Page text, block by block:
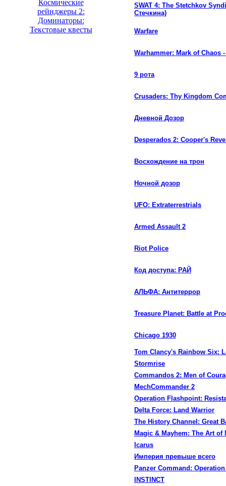
Космические
рейнджеры 2:
Доминаторы:
Текстовые квесты
SWAT 4: The Stetchkov
Стечкина)
Warfare
Warhammer: Mark of Chaos
9 рота
Crusaders: Thy Kingdom
Дневной Дозор
Desperados 2: Cooper's
Восхождение на трон
Ночной дозор
UFO: Extraterrestrials
Armed Assault 2
Riot Police
Код доступа: РАЙ
АЛЬФА: Антитеррор
Treasure Planet: Battle at
Chicago 1930
Tom Clancy's Rainbow Six:
Stormrise
Commandos 2: Men of
MechCommander 2
Operation Flashpoint:
Delta Force: Land Warrior
The History Channel: Great
Magic & Mayhem: The Art of
Icarus
Империя превыше всего
Panzer Command:
INSTINCT